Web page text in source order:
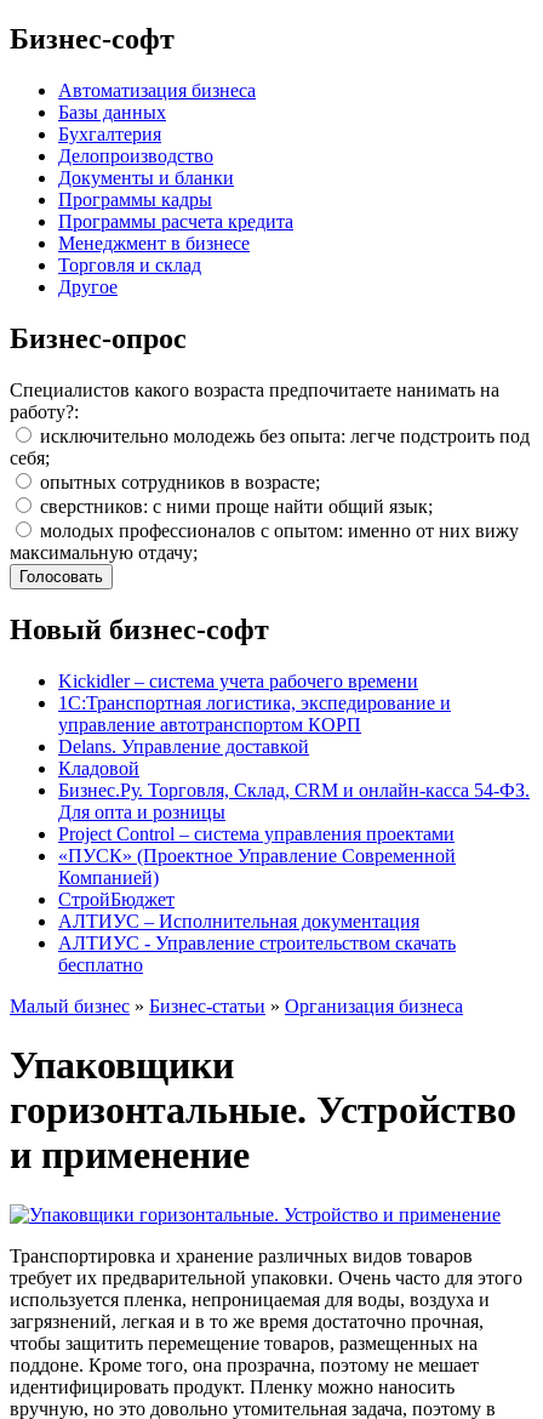
Бизнес-софт
Автоматизация бизнеса
Базы данных
Бухгалтерия
Делопроизводство
Документы и бланки
Программы кадры
Программы расчета кредита
Менеджмент в бизнесе
Торговля и склад
Другое
Бизнес-опрос
Специалистов какого возраста предпочитаете нанимать на
работу?:
исключительно молодежь без опыта: легче подстроить под
себя;
опытных сотрудников в возрасте;
сверстников: с ними проще найти общий язык;
молодых профессионалов с опытом: именно от них вижу
максимальную отдачу;
Новый бизнес-софт
Kickidler – система учета рабочего времени
1С:Транспортная логистика, экспедирование и
управление автотранспортом КОРП
Delans. Управление доставкой
Кладовой
Бизнес.Ру. Торговля, Склад, CRM и онлайн-касса 54-ФЗ.
Для опта и розницы
Project Сontrol – система управления проектами
«ПУСК» (Проектное Управление Современной
Компанией)
СтройБюджет
АЛТИУС – Исполнительная документация
АЛТИУС - Управление строительством скачать
бесплатно
Малый бизнес » Бизнес-статьи » Организация бизнеса
Упаковщики
горизонтальные. Устройство
и применение
Транспортировка и хранение различных видов товаров
требует их предварительной упаковки. Очень часто для этого
используется пленка, непроницаемая для воды, воздуха и
загрязнений, легкая и в то же время достаточно прочная,
чтобы защитить перемещение товаров, размещенных на
поддоне. Кроме того, она прозрачна, поэтому не мешает
идентифицировать продукт. Пленку можно наносить
вручную, но это довольно утомительная задача, поэтому в